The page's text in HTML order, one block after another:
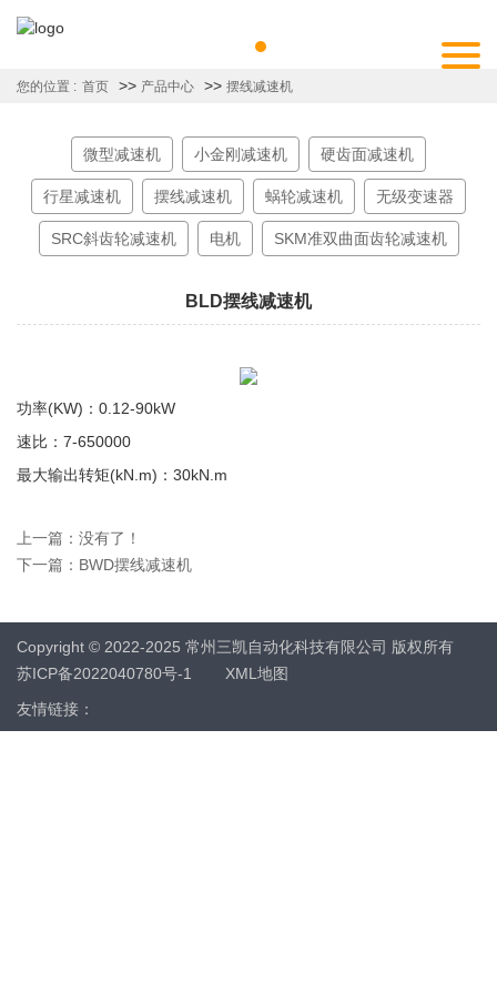
您的位置 : 首页 >> 产品中心 >> 摆线减速机
微型减速机 小金刚减速机 硬齿面减速机
行星减速机 摆线减速机 蜗轮减速机 无级变速器
SRC斜齿轮减速机 电机 SKM准双曲面齿轮减速机
BLD摆线减速机
功率(KW)：0.12-90kW
速比：7-650000
最大输出转矩(kN.m)：30kN.m
上一篇：没有了！
下一篇： BWD摆线减速机
Copyright © 2022-2025 常州三凯自动化科技有限公司 版权所有
苏ICP备2022040780号-1
XML地图
友情链接：